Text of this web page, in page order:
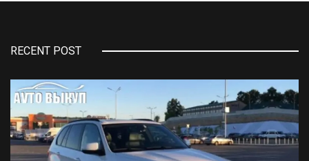
RECENT POST